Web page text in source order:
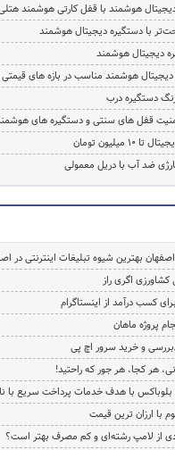
هوشمند با قفل کارتی هوشمند
با دستگیره دیجیتال هوشمند
دیجیتال هوشمند
هوشمند مناسب در بازه های
دستگیره درب
قفل های سنتی و دستگیره های
میلیون تومان
ضد آب با دریل معمولی
بهترین شیوه تبلیغات اینترنتی در
کشاورزی اگری راز
کسب درآمد از اینستاگرام
پروژه ماهان
هر کجا، هر جور که راحتید!
بلوباکس با هدف خدمات پرداخت سریع با
با ارزان ترین قیمت
از لامپ رشته‌ای و کم مصرف بهتر است؟